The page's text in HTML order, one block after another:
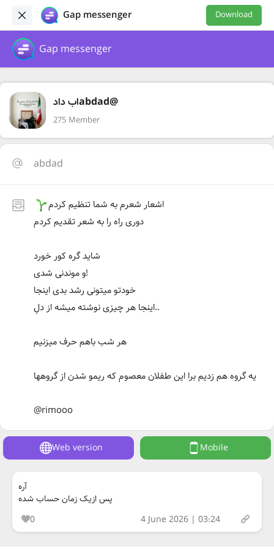
Gap messenger Download
Gap messenger
اب دادabdad@
275 Member
abdad
اشعار شعرم به شما تنظیم کردم
دوری راه را به شعر تقدیم کردم
شاید گره کور خورد
و موندنی شدی!
خودتو میتونی رشد بدی اینجا
اینجا هر چیزی نوشته میشه از دلِ..
هر شب باهم حرف میزنیم
یه گروه هم زدیم برا این طفلان معصوم که ریمو شدن از گروهها
@rimooo
Web version Mobile
آره
پس ازیک زمان حساب شده
0
4 June 2026 | 03:24